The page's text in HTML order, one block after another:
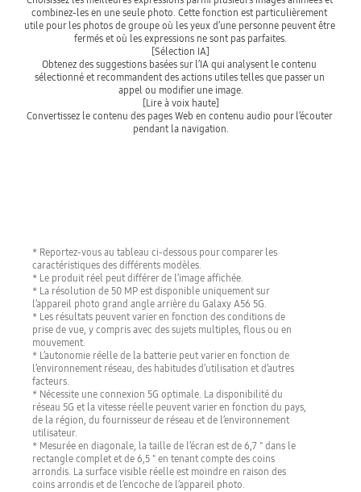
combinez-les en une seule photo. Cette fonction est particulièrement
utile pour les photos de groupe où les yeux d’une personne peuvent être
fermés et où les expressions ne sont pas parfaites.
[Sélection IA]
Obtenez des suggestions basées sur l’IA qui analysent le contenu
sélectionné et recommandent des actions utiles telles que passer un
appel ou modifier une image.
[Lire à voix haute]
Convertissez le contenu des pages Web en contenu audio pour l’écouter
pendant la navigation.
* Reportez-vous au tableau ci-dessous pour comparer les
caractéristiques des différents modèles.
* Le produit réel peut différer de l’image affichée.
* La résolution de 50 MP est disponible uniquement sur
l’appareil photo grand angle arrière du Galaxy A56 5G.
* Les résultats peuvent varier en fonction des conditions de
prise de vue, y compris avec des sujets multiples, flous ou en
mouvement.
* L’autonomie réelle de la batterie peut varier en fonction de
l’environnement réseau, des habitudes d’utilisation et d’autres
facteurs.
* Nécessite une connexion 5G optimale. La disponibilité du
réseau 5G et la vitesse réelle peuvent varier en fonction du pays,
de la région, du fournisseur de réseau et de l’environnement
utilisateur.
* Mesurée en diagonale, la taille de l’écran est de 6,7 " dans le
rectangle complet et de 6,5 " en tenant compte des coins
arrondis. La surface visible réelle est moindre en raison des
coins arrondis et de l’encoche de l’appareil photo.